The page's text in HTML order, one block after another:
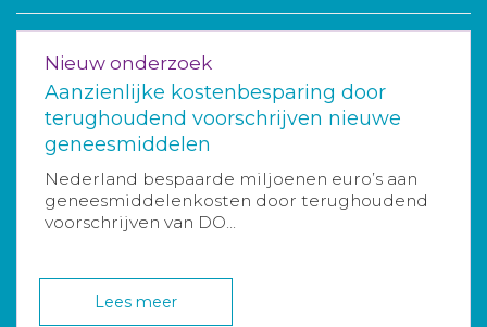
Nieuw onderzoek
Aanzienlijke kostenbesparing door
terughoudend voorschrijven nieuwe
geneesmiddelen
Nederland bespaarde miljoenen euro’s aan
geneesmiddelenkosten door terughoudend
voorschrijven van DO...
Lees meer